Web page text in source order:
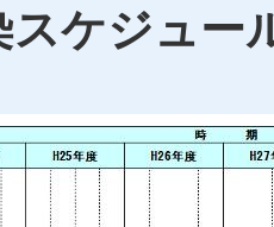
スケジュー